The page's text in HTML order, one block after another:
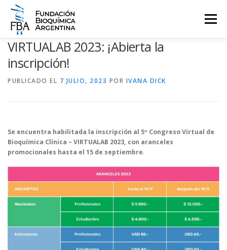
Saltar
contenido
Menú
QUIENES SOMOS
VIRTUALAB 2023: ¡Abierta la
inscripción!
PUBLICADO EL 7 JULIO, 2023 POR IVANA DICK
Se encuentra habilitada la inscripción al 5º Congreso Virtual de
Bioquímica Clínica – VIRTUALAB 2023, con aranceles
promocionales hasta el 15 de septiembre.